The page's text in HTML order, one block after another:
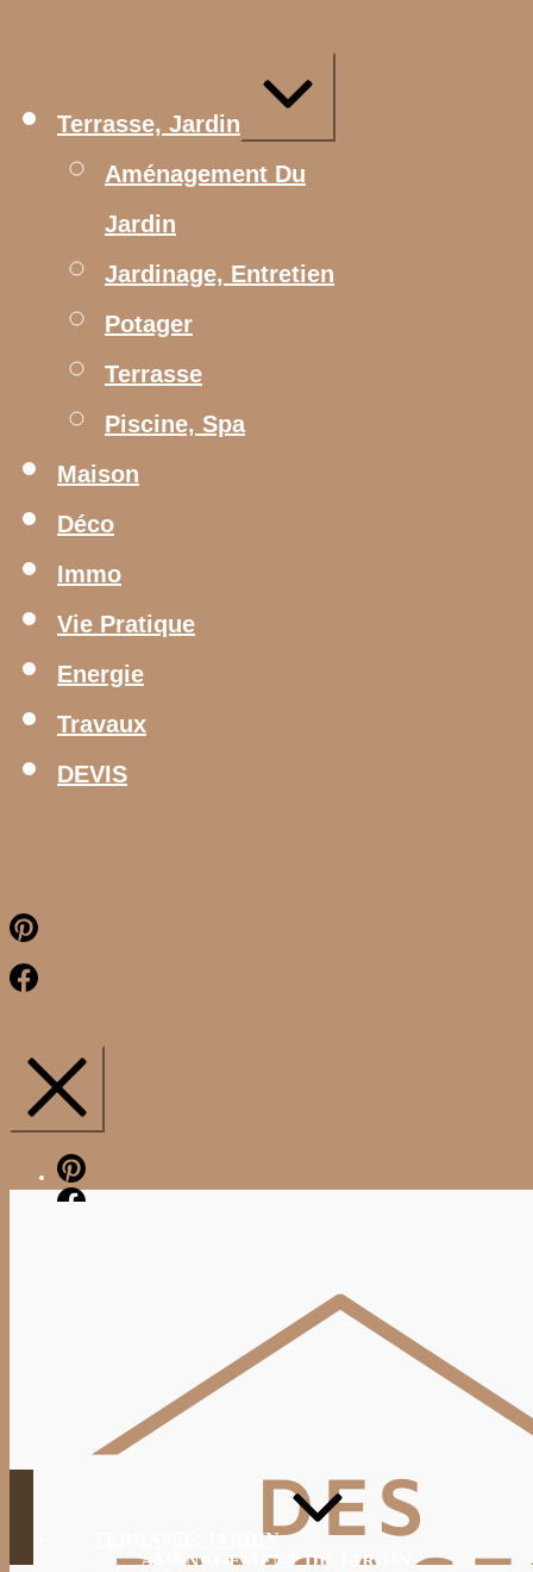
Terrasse, Jardin
Aménagement Du
Jardin
Jardinage, Entretien
Potager
Terrasse
Piscine, Spa
Maison
Déco
Immo
Vie Pratique
Energie
Travaux
DEVIS
Pinterest
Facebook
Pinterest
Facebook
TERRASSE, JARDIN
AMÉNAGEMENT DU JARDIN